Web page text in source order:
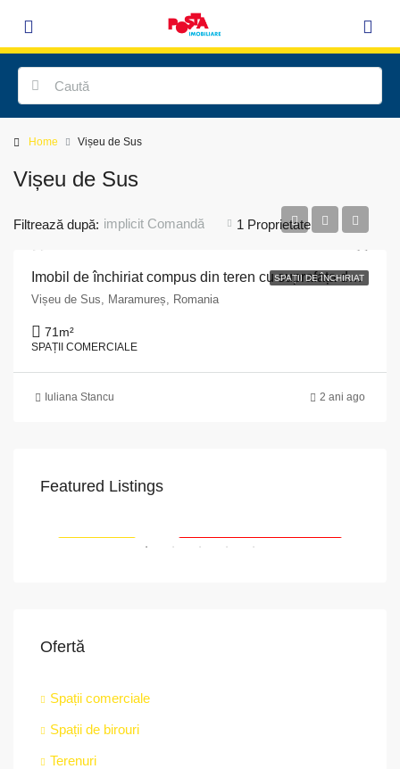
Home Vișeu de Sus
Vișeu de Sus
1 Proprietate
Filtrează după: implicit Comandă
SPAȚII DE ÎNCHIRIAT
Imobil de închiriat compus din teren cu suprafața de 1113 situat în Vișeu de Sus, județul Maramureș
Vișeu de Sus, Maramureș, Romania
71 m²
SPAȚII COMERCIALE
Iuliana Stancu 2 ani ago
Featured Listings
PROPRIETATEA A FOST ÎNCHIRIATĂ
Ofertă
Spații comerciale
Spații de birouri
Terenuri